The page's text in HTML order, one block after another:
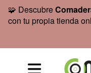
🧩 Descubre
con tu propia tienda